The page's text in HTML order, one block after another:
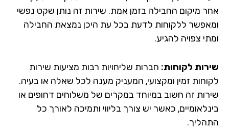
מיקום החבילה בזמן אמת. שירות זה נותן שקט נפשי
ללקוחות לדעת בכל עת היכן נמצאת החבילה
צפויה להגיע.
לקוחות:חברות שליחויות רבות מציעות שירות
זמין ומקצועי, המעניק מענה לכל שאלה או בעיה.
זה חשוב במיוחד במקרים של משלוחים דחופים או
כאשר יש צורך בליווי ותמיכה לאורך כל